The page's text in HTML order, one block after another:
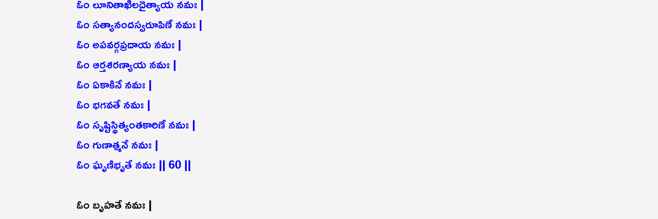
ఓం సత్యానందస్వరూపిణే నమః |
ఓం అపవర్గప్రదాయ నమః |
ఓం ఆర్తశరణ్యాయ నమః |
ఓం ఏకాకినే నమః |
ఓం భగవతే నమః |
ఓం సృష్టిస్థిత్యంతకారిణే నమః |
ఓం గుణాత్మనే నమః |
ఓం ఘృణిభృతే నమః || 60 ||
ఓం బృహతే నమః |